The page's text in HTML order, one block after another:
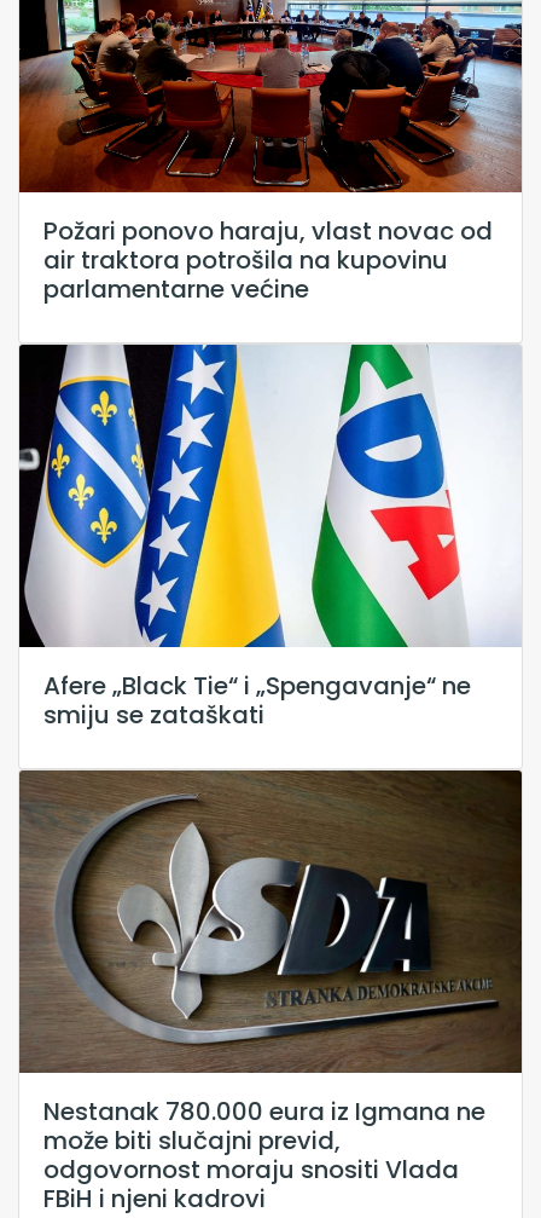
Požari ponovo haraju, vlast novac od
air traktora potrošila na kupovinu
parlamentarne većine
Afere „Black Tie“ i „Spengavanje“ ne
smiju se zataškati
Nestanak 780.000 eura iz Igmana ne
može biti slučajni previd,
odgovornost moraju snositi Vlada
FBiH i njeni kadrovi